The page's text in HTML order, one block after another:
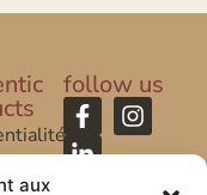
aux
follow us